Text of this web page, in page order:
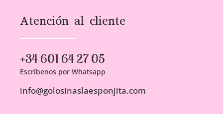
Atención al cliente
+34 601 64 27 05
Escríbenos por Whatsapp
info@golosinaslaesponjita.com